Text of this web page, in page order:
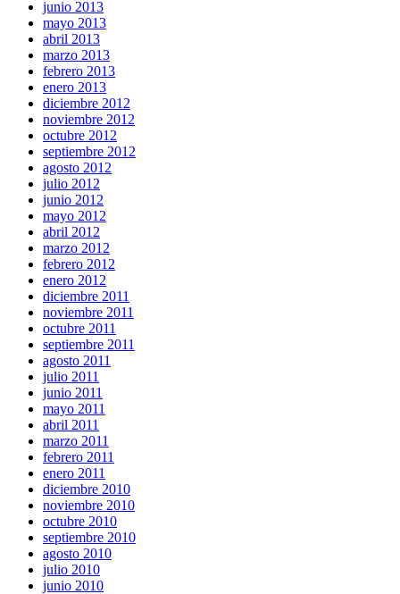
junio 2013
mayo 2013
abril 2013
marzo 2013
febrero 2013
enero 2013
diciembre 2012
noviembre 2012
octubre 2012
septiembre 2012
agosto 2012
julio 2012
junio 2012
mayo 2012
abril 2012
marzo 2012
febrero 2012
enero 2012
diciembre 2011
noviembre 2011
octubre 2011
septiembre 2011
agosto 2011
julio 2011
junio 2011
mayo 2011
abril 2011
marzo 2011
febrero 2011
enero 2011
diciembre 2010
noviembre 2010
octubre 2010
septiembre 2010
agosto 2010
julio 2010
junio 2010